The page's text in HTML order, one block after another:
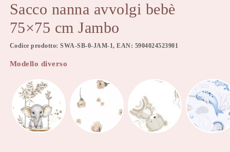
Sacco nanna avvolgi bebè
75×75 cm Jambo
Codice prodotto: SWA-SB-0-JAM-1, EAN: 5904024523901
Modello diverso